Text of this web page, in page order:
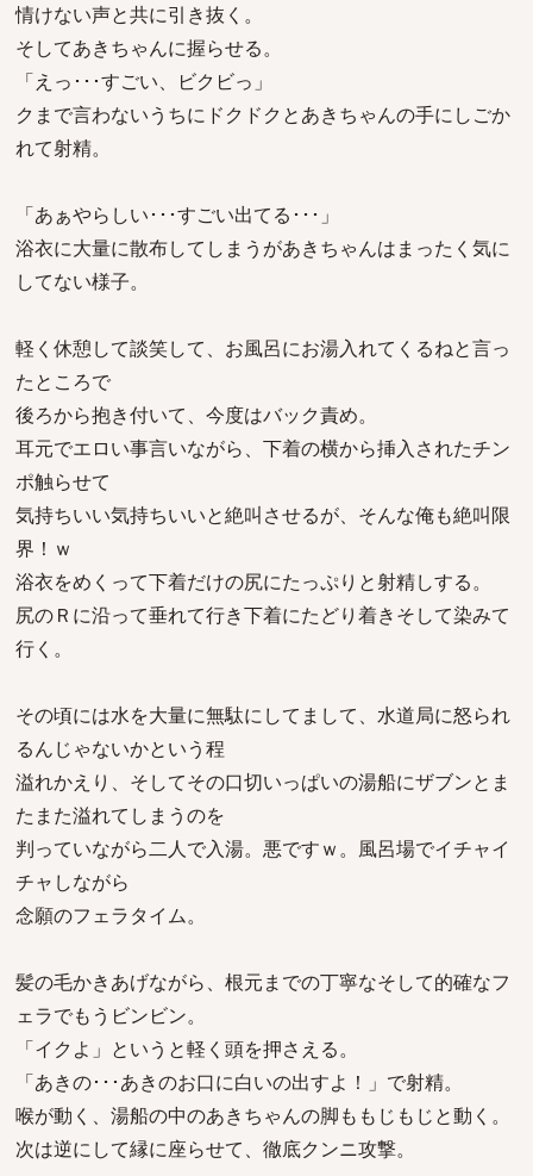
情けない声と共に引き抜く。
そしてあきちゃんに握らせる。
「えっ･･･すごい、ビクビっ」
クまで言わないうちにドクドクとあきちゃんの手にしごか
れて射精。
「あぁやらしい･･･すごい出てる･･･」
浴衣に大量に散布してしまうがあきちゃんはまったく気に
してない様子。
軽く休憩して談笑して、お風呂にお湯入れてくるねと言っ
たところで
後ろから抱き付いて、今度はバック責め。
耳元でエロい事言いながら、下着の横から挿入されたチン
ポ触らせて
気持ちいい気持ちいいと絶叫させるが、そんな俺も絶叫限
界！ｗ
浴衣をめくって下着だけの尻にたっぷりと射精しする。
尻のＲに沿って垂れて行き下着にたどり着きそして染みて
行く。
その頃には水を大量に無駄にしてまして、水道局に怒られ
るんじゃないかという程
溢れかえり、そしてその口切いっぱいの湯船にザブンとま
たまた溢れてしまうのを
判っていながら二人で入湯。悪ですｗ。風呂場でイチャイ
チャしながら
念願のフェラタイム。
髪の毛かきあげながら、根元までの丁寧なそして的確なフ
ェラでもうビンビン。
「イクよ」というと軽く頭を押さえる。
「あきの･･･あきのお口に白いの出すよ！」で射精。
喉が動く、湯船の中のあきちゃんの脚ももじもじと動く。
次は逆にして縁に座らせて、徹底クンニ攻撃。